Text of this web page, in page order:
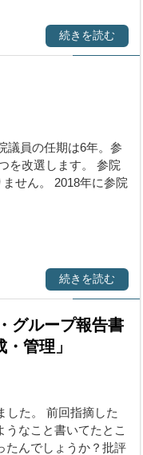
続きを読む
議員の任期は6年。参
を改選します。 参院
せん。 2018年に参院
続きを読む
グループ報告書
管理」
した。 前回指摘した
なこと書いてたとこ
たんでしょうか？批評